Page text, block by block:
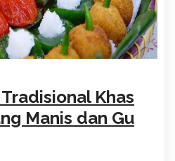
Khas
Manis dan Gu